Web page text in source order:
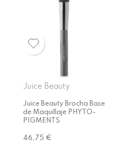
Juice Beauty
Juice Beauty Brocha Base
de Maquillaje PHYTO-
PIGMENTS
Precio
46,75 €